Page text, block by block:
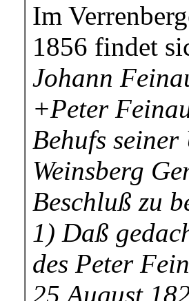
Im
1856 findet
Johann
+Peter
Behufs
Weinsberg
Beschluß zu
1) Daß
des Peter
25.August